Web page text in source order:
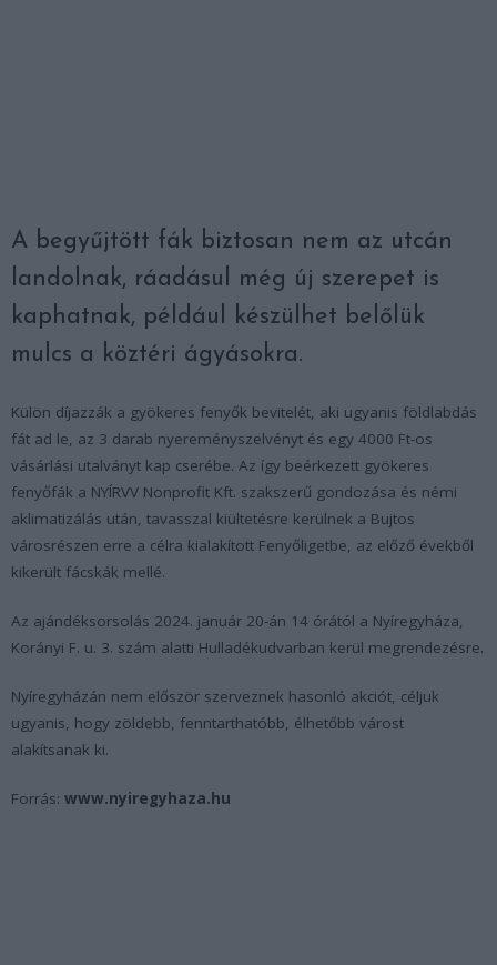
A begyűjtött fák biztosan nem az utcán
landolnak, ráadásul még új szerepet is
kaphatnak, például készülhet belőlük
mulcs a köztéri ágyásokra.
Külön díjazzák a gyökeres fenyők bevitelét, aki ugyanis földlabdás
fát ad le, az 3 darab nyereményszelvényt és egy 4000 Ft-os
vásárlási utalványt kap cserébe. Az így beérkezett gyökeres
fenyőfák a NYÍRVV Nonprofit Kft. szakszerű gondozása és némi
aklimatizálás után, tavasszal kiültetésre kerülnek a Bujtos
városrészen erre a célra kialakított Fenyőligetbe, az előző évekből
kikerült fácskák mellé.
Az ajándéksorsolás 2024. január 20-án 14 órától a Nyíregyháza,
Korányi F. u. 3. szám alatti Hulladékudvarban kerül megrendezésre.
Nyíregyházán nem először szerveznek hasonló akciót, céljuk
ugyanis, hogy zöldebb, fenntarthatóbb, élhetőbb várost
alakítsanak ki.
Forrás: www.nyiregyhaza.hu